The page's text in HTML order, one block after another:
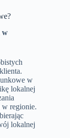
w
w
lokalnej
w regionie.
lokalnej